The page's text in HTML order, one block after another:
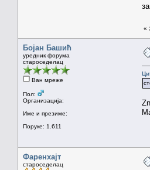
«
Бојан Башић
уредник форума
староседелац
Ван мреже
Пол:
Организација:
Име и презиме:
Поруке: 1.611
Фаренхајт
староседелац